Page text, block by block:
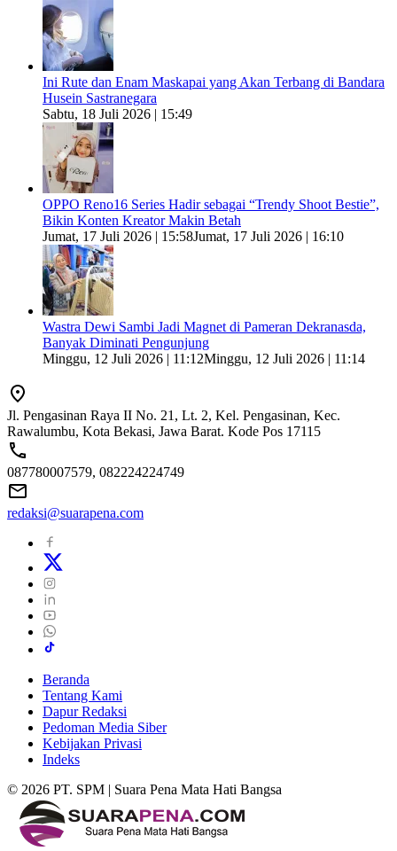
Ini Rute dan Enam Maskapai yang Akan Terbang di Bandara
Husein Sastranegara
Sabtu, 18 Juli 2026 | 15:49
OPPO Reno16 Series Hadir sebagai “Trendy Shoot Bestie”,
Bikin Konten Kreator Makin Betah
Jumat, 17 Juli 2026 | 15:58Jumat, 17 Juli 2026 | 16:10
Wastra Dewi Sambi Jadi Magnet di Pameran Dekranasda,
Banyak Diminati Pengunjung
Minggu, 12 Juli 2026 | 11:12Minggu, 12 Juli 2026 | 11:14
Jl. Pengasinan Raya II No. 21, Lt. 2, Kel. Pengasinan, Kec.
Rawalumbu, Kota Bekasi, Jawa Barat. Kode Pos 17115
087780007579, 082224224749
redaksi@suarapena.com
Beranda
Tentang Kami
Dapur Redaksi
Pedoman Media Siber
Kebijakan Privasi
Indeks
© 2026 PT. SPM | Suara Pena Mata Hati Bangsa